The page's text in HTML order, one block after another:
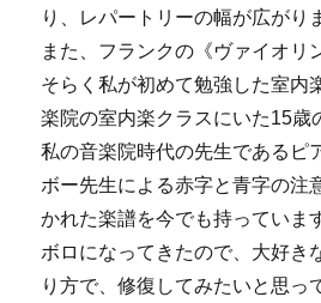
り、レパートリーの幅が広がり
また、フランクの《ヴァイオリ
そらく私が初めて勉強した室内
楽院の室内楽クラスにいた15歳
私の音楽院時代の先生であるピ
ボー先生による赤字と青字の注
かれた楽譜を今でも持っていま
ボロになってきたので、大好き
り方で、修復してみたいと思っ